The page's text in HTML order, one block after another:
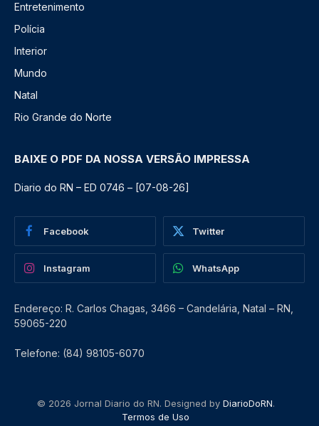
Entretenimento
Polícia
Interior
Mundo
Natal
Rio Grande do Norte
BAIXE O PDF DA NOSSA VERSÃO IMPRESSA
Diario do RN – ED 0746 – [07-08-26]
Facebook Twitter
Instagram WhatsApp
Endereço: R. Carlos Chagas, 3466 – Candelária, Natal – RN,
59065-220
Telefone: (84) 98105-6070
© 2026 Jornal Diario do RN. Designed by DiarioDoRN.
Termos de Uso